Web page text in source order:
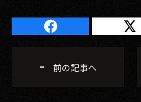
前の記事へ